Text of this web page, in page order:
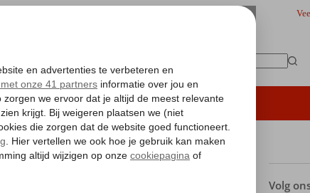
Geen
resultaten
Hoteltips Vakantie boeken
Volg